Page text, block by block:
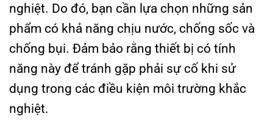
nghiệt. Do đó, bạn cần lựa chọn những sản
phẩm có khả năng chịu nước, chống sốc và
chống bụi. Đảm bảo rằng thiết bị có tính
năng này để tránh gặp phải sự cố khi sử
dụng trong các điều kiện môi trường khắc
nghiệt.